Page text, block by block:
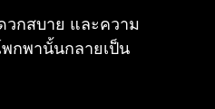
วกสบาย และความ
กพานั้นกลายเป็น